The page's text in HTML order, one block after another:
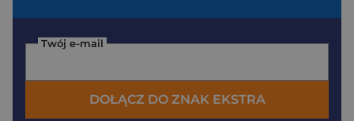
Twój e-mail
DOŁĄCZ DO ZNAK EKSTRA